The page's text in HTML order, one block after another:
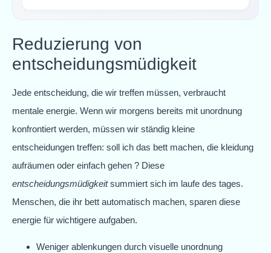
Reduzierung von
entscheidungsmüdigkeit
Jede entscheidung, die wir treffen müssen, verbraucht
mentale energie. Wenn wir morgens bereits mit unordnung
konfrontiert werden, müssen wir ständig kleine
entscheidungen treffen: soll ich das bett machen, die kleidung
aufräumen oder einfach gehen ? Diese
entscheidungsmüdigkeitsummiert sich im laufe des tages.
Menschen, die ihr bett automatisch machen, sparen diese
energie für wichtigere aufgaben.
Weniger ablenkungen durch visuelle unordnung